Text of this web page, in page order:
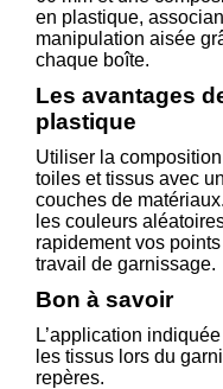
en plastique,
manipulation aisée
chaque boîte.
Les avantages
plastique
Utiliser la
toiles et tissus avec
couches de
les couleurs
rapidement vos
travail de garnissage.
Bon à savoir
L’application
les tissus lors du
repères.